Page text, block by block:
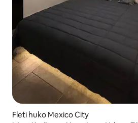
Fleti huko Mexico City